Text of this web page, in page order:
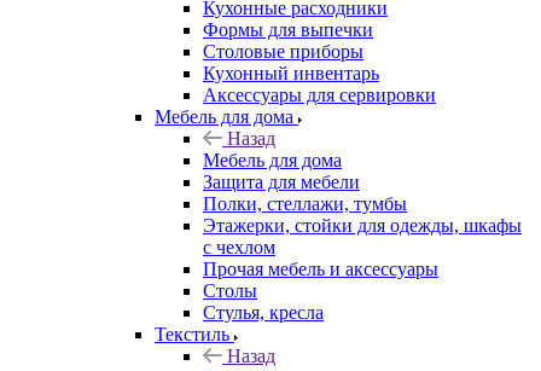
Кухонные расходники
Формы для выпечки
Столовые приборы
Кухонный инвентарь
Аксессуары для сервировки
Мебель для дома
Назад
Мебель для дома
Защита для мебели
Полки, стеллажи, тумбы
Этажерки, стойки для одежды, шкафы
с чехлом
Прочая мебель и аксессуары
Столы
Стулья, кресла
Текстиль
Назад